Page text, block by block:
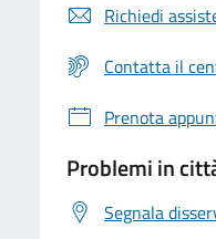
Richiedi
Contatta il
Prenota
Problemi in
Segnala